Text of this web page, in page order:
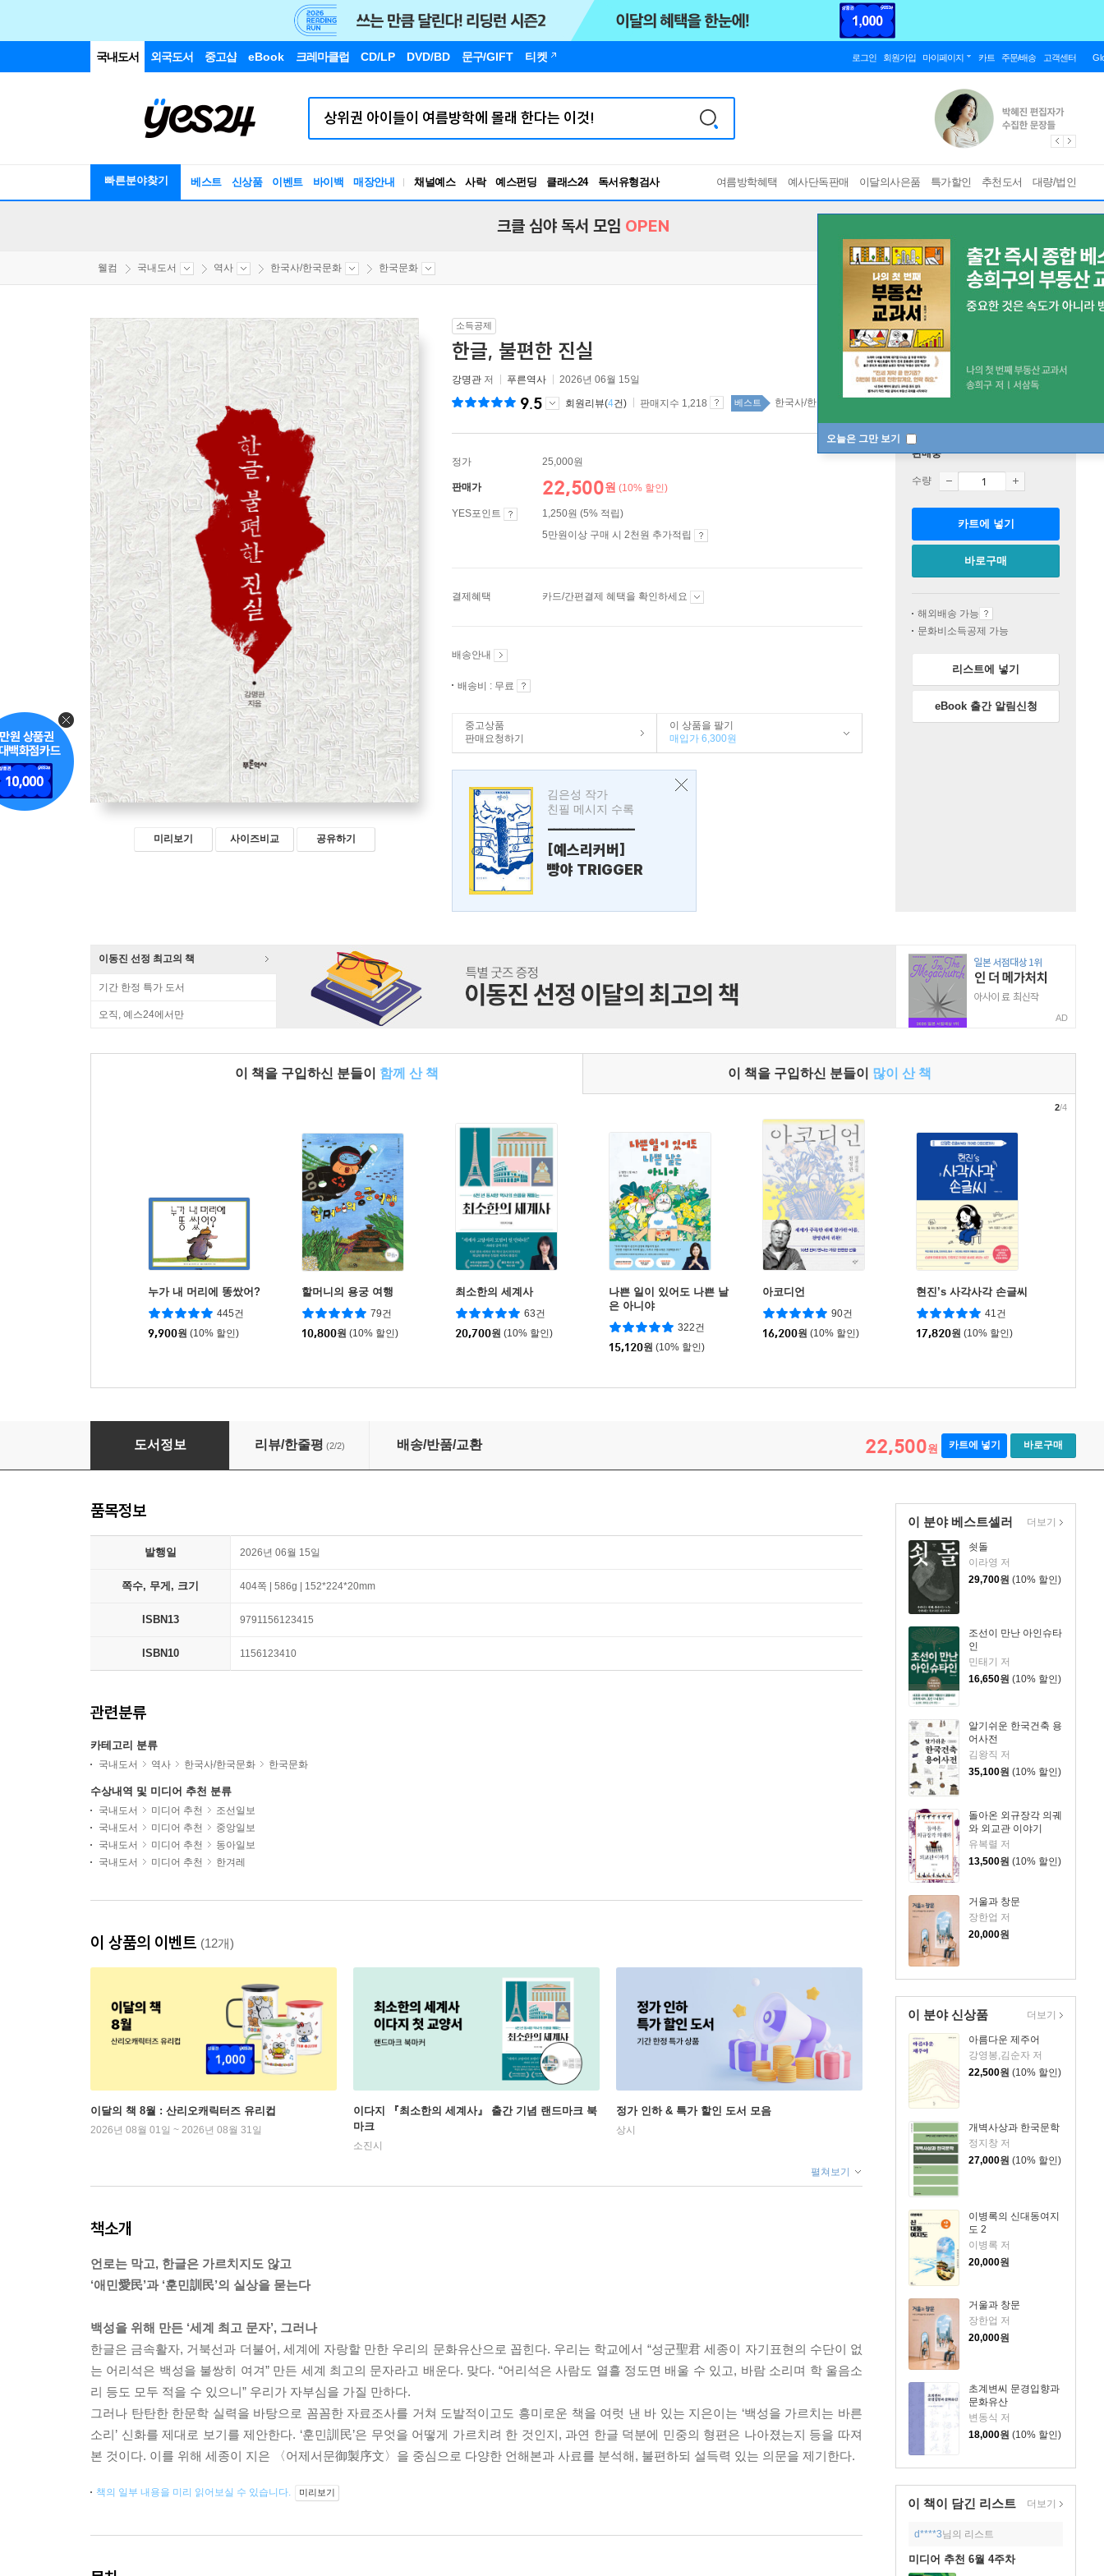
국내도서 외국도서 중고샵 eBook 크레마클럽 CD/LP DVD/BD 문구/GIFT 티켓 로그인 회원가입 마이페이지 카트 주문/배송 고객센터
빠른분야찾기 베스트 신상품 이벤트 바이백 매장안내 채널예스 사락 예스펀딩 클래스24
독서유형검사
RBTI Lab
여름방학혜택 예사단독판매 이달의사은품 특가할인 추천도서 대량/법인
오늘은 그만 보기
크클 심야 독서 모임 OPEN
웰컴 국내도서 역사 한국사/한국문화 한국문화
미리보기 사이즈비교 공유하기
소득공제
한글, 불편한 진실
강명관 저 푸른역사 2026년 06월 15일
9.5 회원리뷰(4건) 판매지수 1,218 베스트 한국사/한국문화 87위
정가 25,000원
판매가 22,500원 (10% 할인)
YES포인트
1,250원 (5% 적립)
5만원이상 구매 시 2천원 추가적립
결제혜택 카드/간편결제 혜택을 확인하세요
배송안내
배송비 : 무료
중고상품
판매요청하기
이 상품을 팔기
매입가 6,300원
김은성 작가
친필 메시지 수록
---------------
[예스리커버]
빵야 TRIGGER
판매중
수량
카트에 넣기
바로구매
해외배송 가능
문화비소득공제 가능
리스트에 넣기
eBook 출간 알림신청
이동진 선정 최고의 책
기간 한정 특가 도서
오직, 예스24에서만 AD
이 책을 구입하신 분들이 함께 산 책 이 책을 구입하신 분들이 많이 산 책
누가 내 머리에 똥쌌어?
445건
9,900원 (10% 할인)
할머니의 용궁 여행
79건
10,800원 (10% 할인)
최소한의 세계사
63건
20,700원 (10% 할인)
나쁜 일이 있어도 나쁜 날
은 아니야
322건
15,120원 (10% 할인)
아코디언
90건
16,200원 (10% 할인)
현진’s 사각사각 손글씨
41건
17,820원 (10% 할인)
2/4
한글, 불편한 진실
도서정보 리뷰/한줄평 (2/2) 배송/반품/교환 22,500원 카트에 넣기 바로구매
이 분야 베스트셀러
쇳돌
이라영 저
29,700원 (10% 할인)
조선이 만난 아인슈타
인
민태기 저
16,650원 (10% 할인)
알기쉬운 한국건축 용
어사전
김왕직 저
35,100원 (10% 할인)
돌아온 외규장각 의궤
와 외교관 이야기
유복렬 저
13,500원 (10% 할인)
거울과 창문
장한업 저
20,000원
더보기
이 분야 신상품
아름다운 제주어
강영봉,김순자 저
22,500원 (10% 할인)
개벽사상과 한국문학
정지창 저
27,000원 (10% 할인)
이병록의 신대동여지
도 2
이병록 저
20,000원
거울과 창문
장한업 저
20,000원
초계변씨 문경입향과
문화유산
변동식 저
18,000원 (10% 할인)
더보기
이 책이 담긴 리스트 더보기
d****3님의 리스트
미디어 추천 6월 4주차
품목정보
발행일 2026년 06월 15일
쪽수, 무게, 크기 404쪽 | 586g | 152*224*20mm
ISBN13 9791156123415
ISBN10 1156123410
관련분류
카테고리 분류
국내도서 역사 한국사/한국문화 한국문화
수상내역 및 미디어 추천 분류
국내도서 미디어 추천
조선일보
국내도서
미디어 추천
중앙일보
국내도서
미디어 추천
동아일보
국내도서
미디어 추천 한겨레
이 상품의 이벤트 (12개)
이달의 책 8월 : 산리오캐릭터즈 유리컵
2026년 08월 01일 ~ 2026년 08월 31일
이다지 『최소한의 세계사』 출간 기념 랜드마크 북
마크
소진시
정가 인하 & 특가 할인 도서 모음
상시
펼쳐보기
책소개
언로는 막고, 한글은 가르치지도 않고
‘애민愛民’과 ‘훈민訓民’의 실상을 묻는다
백성을 위해 만든 ‘세계 최고 문자’, 그러나
한글은 금속활자, 거북선과 더불어, 세계에 자랑할 만한 우리의 문화유산으로 꼽힌다. 우리는 학교에서 “성군聖君 세종이 자기표현의 수단이 없
는 어리석은 백성을 불쌍히 여겨” 만든 세계 최고의 문자라고 배운다. 맞다. “어리석은 사람도 열흘 정도면 배울 수 있고, 바람 소리며 학 울음소
리 등도 모두 적을 수 있으니” 우리가 자부심을 가질 만하다.
그러나 탄탄한 한문학 실력을 바탕으로 꼼꼼한 자료조사를 거쳐 도발적이고도 흥미로운 책을 여럿 낸 바 있는 지은이는 ‘백성을 가르치는 바른
소리’ 신화를 제대로 보기를 제안한다. ‘훈민訓民’은 무엇을 어떻게 가르치려 한 것인지, 과연 한글 덕분에 민중의 형편은 나아졌는지 등을 따져
본 것이다. 이를 위해 세종이 지은 〈어제서문御製序文〉을 중심으로 다양한 언해본과 사료를 분석해, 불편하되 설득력 있는 의문을 제기한다.
책의 일부 내용을 미리 읽어보실 수 있습니다. 미리보기